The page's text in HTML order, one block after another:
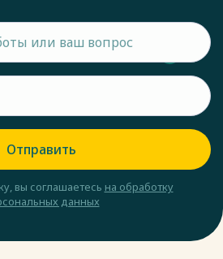
Отправить
вы соглашаетесь на обработку
данных